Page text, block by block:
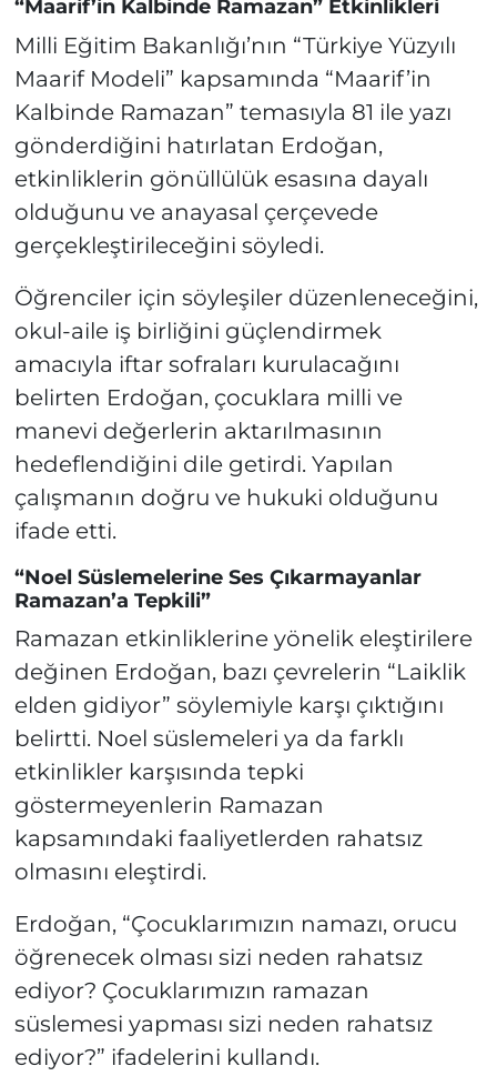
“Maarif’in Kalbinde Ramazan” Etkinlikleri
Milli Eğitim Bakanlığı’nın “Türkiye Yüzyılı
Maarif Modeli” kapsamında “Maarif’in
Kalbinde Ramazan” temasıyla 81 ile yazı
gönderdiğini hatırlatan Erdoğan,
etkinliklerin gönüllülük esasına dayalı
olduğunu ve anayasal çerçevede
gerçekleştirileceğini söyledi.
Öğrenciler için söyleşiler düzenleneceğini,
okul-aile iş birliğini güçlendirmek
amacıyla iftar sofraları kurulacağını
belirten Erdoğan, çocuklara milli ve
manevi değerlerin aktarılmasının
hedeflendiğini dile getirdi. Yapılan
çalışmanın doğru ve hukuki olduğunu
ifade etti.
“Noel Süslemelerine Ses Çıkarmayanlar
Ramazan’a Tepkili”
Ramazan etkinliklerine yönelik eleştirilere
değinen Erdoğan, bazı çevrelerin “Laiklik
elden gidiyor” söylemiyle karşı çıktığını
belirtti. Noel süslemeleri ya da farklı
etkinlikler karşısında tepki
göstermeyenlerin Ramazan
kapsamındaki faaliyetlerden rahatsız
olmasını eleştirdi.
Erdoğan, “Çocuklarımızın namazı, orucu
öğrenecek olması sizi neden rahatsız
ediyor? Çocuklarımızın ramazan
süslemesi yapması sizi neden rahatsız
ediyor?” ifadelerini kullandı.